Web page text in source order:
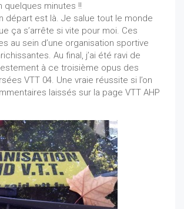
quelques minutes !!
départ est là. Je salue tout le monde
ça s’arrête si vite pour moi. Ces
au sein d’une organisation sportive
Au final, j’ai été ravi de
à ce troisième opus des
VTT 04. Une vraie réussite si l’on
laissés sur la page VTT AHP